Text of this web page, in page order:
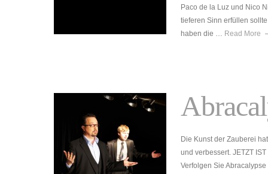
Paco de la Luz und Nico
tieferen Sinn erfüllen
haben die … Read More
Die Kunst der Zauberei
und verbessert. JETZT
Verfolgen Sie